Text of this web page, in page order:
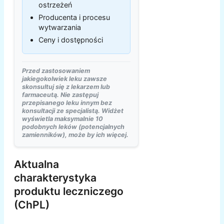
ostrzeżeń
Producenta i procesu
wytwarzania
Ceny i dostępności
Przed zastosowaniem
jakiegokolwiek leku zawsze
skonsultuj się z lekarzem lub
farmaceutą. Nie zastępuj
przepisanego leku innym bez
konsultacji ze specjalistą. Widżet
wyświetla maksymalnie 10
podobnych leków (potencjalnych
zamienników), może by ich więcej.
Aktualna
charakterystyka
produktu leczniczego
(ChPL)